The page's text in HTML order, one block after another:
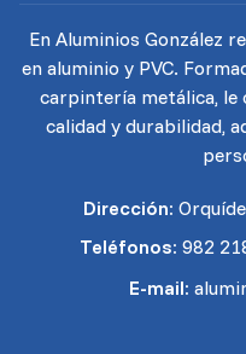
En Aluminios González
en aluminio y PVC.
carpintería metálica,
calidad y durabilidad,
Dirección:
Teléfonos: 982
E-mail: